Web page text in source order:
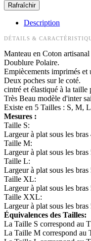
Description
DÉTAILS &
Manteau en Coton
Doublure Polaire.
Empiècements imprimés et
Deux poches sur le coté.
cintré et élastiqué à la taille
Très Beau modèle d'inter
Existe en 5 Tailles : S, M,
Mesures :
Taille S:
Largeur à plat sous les
Taille M:
Largeur à plat sous les
Taille L:
Largeur à plat sous les
Taille XL:
Largeur à plat sous les
Taille XXL:
Largeur à plat sous les
Équivalences des Tailles:
La Taille S correspond au
La Taille M correspond au